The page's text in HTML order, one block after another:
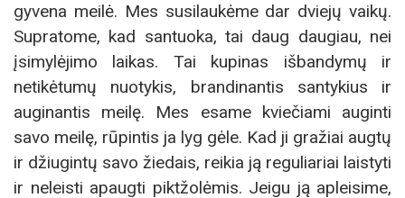
gyvena meilė. Mes susilaukėme dar dviejų vaikų.
Supratome, kad santuoka, tai daug daugiau, nei
įsimylėjimo laikas. Tai kupinas išbandymų ir
netikėtumų nuotykis, brandinantis santykius ir
auginantis meilę. Mes esame kviečiami auginti
savo meilę, rūpintis ja lyg gėle. Kad ji gražiai augtų
ir džiugintų savo žiedais, reikia ją reguliariai laistyti
ir neleisti apaugti piktžolėmis. Jeigu ją apleisime,